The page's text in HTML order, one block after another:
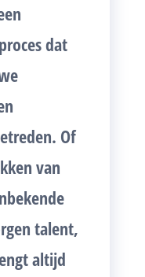
dat
Of
van
talent,
altijd